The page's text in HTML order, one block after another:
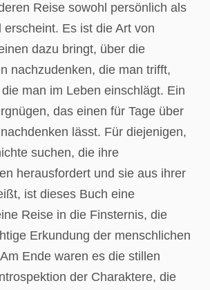
Reise sowohl persönlich als
erscheint. Es ist die Art von
dazu bringt, über die
nachzudenken, die man trifft,
man im Leben einschlägt. Ein
das einen für Tage über
lässt. Für diejenigen,
suchen, die ihre
herausfordert und sie aus ihrer
ist dieses Buch eine
Reise in die Finsternis, die
Erkundung der menschlichen
Ende waren es die stillen
der Charaktere, die